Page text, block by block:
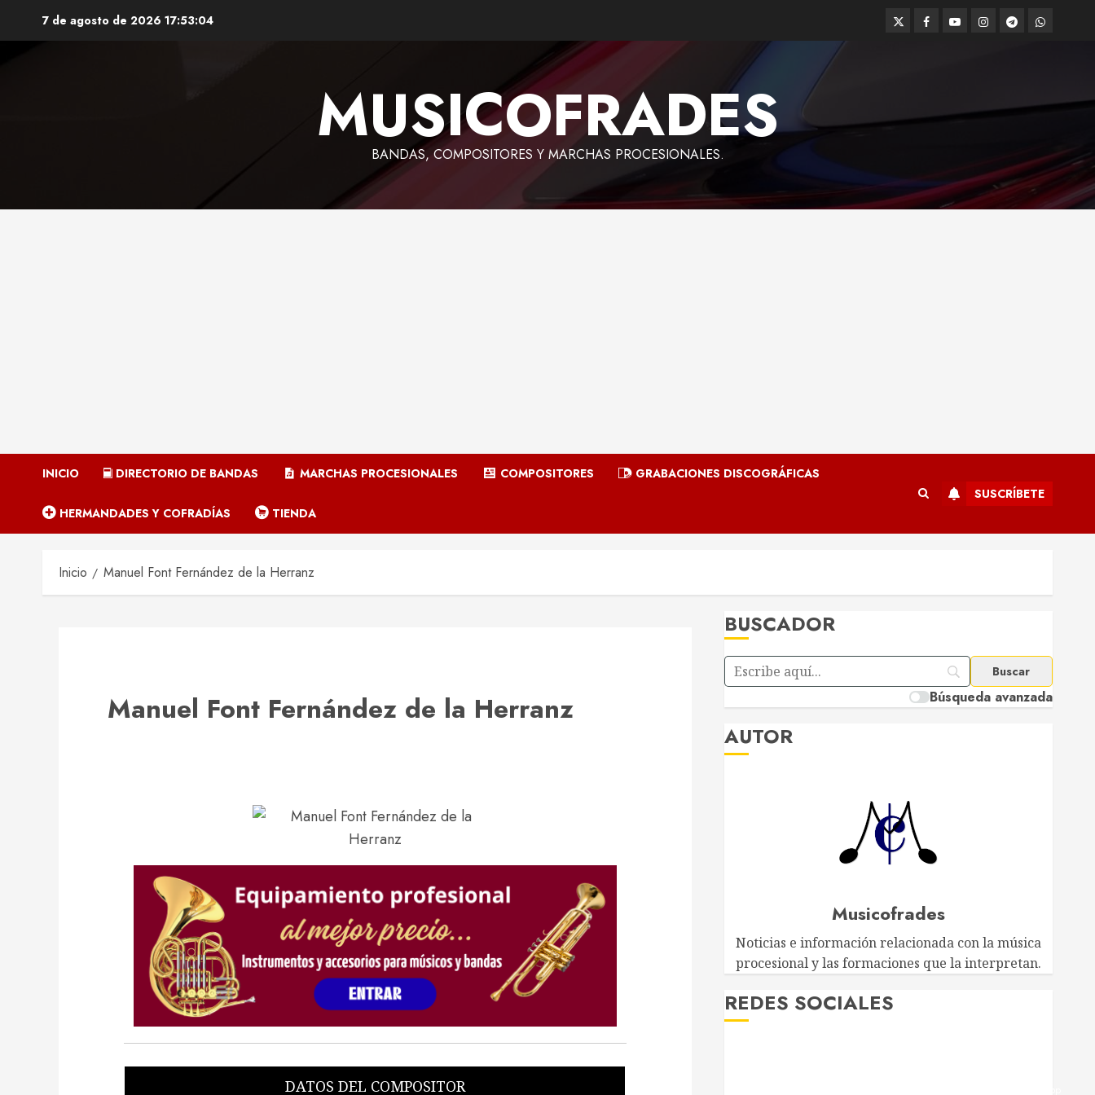
7 de agosto de 202617:53:05 TwitterFacebookYoutubeInstagramTelegramWhatsApp
MUSICOFRADES
BANDAS, COMPOSITORES Y MARCHAS PROCESIONALES.
INICIO DIRECTORIO DE BANDAS MARCHAS PROCESIONALES COMPOSITORES GRABACIONES DISCOGRÁFICAS
HERMANDADES Y COFRADÍAS TIENDA
SUSCRÍBETE
Inicio Manuel Font Fernández de la Herranz
Manuel Font Fernández de la Herranz
DATOS DEL COMPOSITOR
BUSCADOR
Búsqueda avanzada
AUTOR
Musicofrades
Noticias e información relacionada con la música
procesional y las formaciones que la interpretan.
REDES SOCIALES